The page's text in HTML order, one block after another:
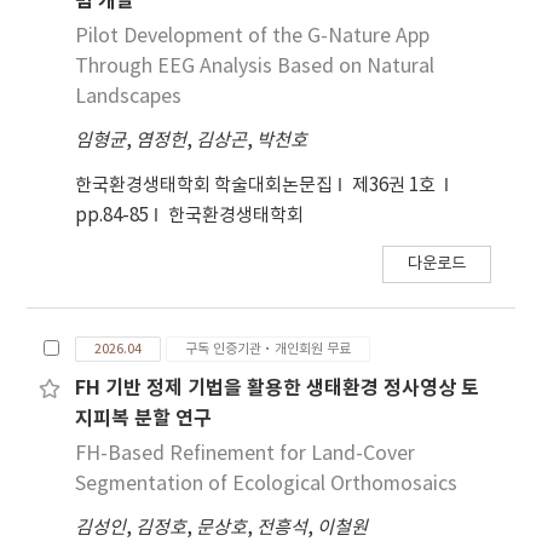
Pilot Development of the G-Nature App
Through EEG Analysis Based on Natural
Landscapes
임형균, 염정헌, 김상곤, 박천호
한국환경생태학회 학술대회논문집
제36권 1호
pp.84-85
한국환경생태학회
다운로드
2026.04 구독 인증기관·개인회원 무료
FH 기반 정제 기법을 활용한 생태환경 정사영상 토
지피복 분할 연구
FH-Based Refinement for Land-Cover
Segmentation of Ecological Orthomosaics
김성인, 김정호, 문상호, 전흥석, 이철원